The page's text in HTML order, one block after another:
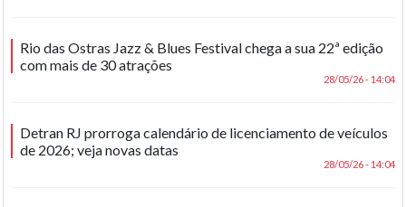
Rio das Ostras Jazz & Blues Festival chega a sua 22ª edição
com mais de 30 atrações
28/05/26 - 14:04
Detran RJ prorroga calendário de licenciamento de veículos
de 2026; veja novas datas
28/05/26 - 14:04